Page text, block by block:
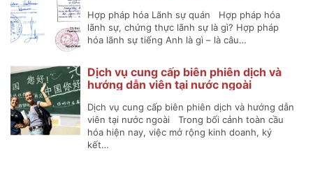
Hợp pháp hóa Lãnh sự quán Hợp pháp hóa
lãnh sự, chứng thực lãnh sự là gì? Hợp pháp
hóa lãnh sự tiếng Anh là gì – là câu…
Dịch vụ cung cấp biên phiên dịch và
hướng dẫn viên tại nước ngoài
Dịch vụ cung cấp biên phiên dịch và hướng dẫn
viên tại nước ngoài Trong bối cảnh toàn cầu
hóa hiện nay, việc mở rộng kinh doanh, ký
kết…